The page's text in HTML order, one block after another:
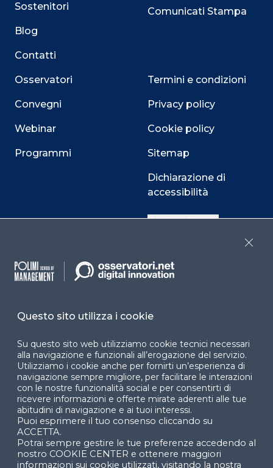
Sostenitori
Blog
Contatti
Osservatori
Convegni
Webinar
Programmi
Comunicati Stampa
Termini e condizioni
Privacy policy
Cookie policy
Sitemap
Dichiarazione di
accessibilità
Cookie Center
Facebook LinkedIn
© 2024 Copyright © Politecnico di Milano Dipartimento
di Ingegneria Gestionale
Questo sito utilizza i cookie
Su questo sito web utilizziamo cookie tecnici necessari
alla navigazione e funzionali all’erogazione del servizio.
Utilizziamo i cookie anche per fornirti un’esperienza di
navigazione sempre migliore, per facilitare le interazioni
con le nostre funzionalità social e per consentirti di
ricevere informazioni e offerte mirate aderenti alle tue
abitudini di navigazione e ai tuoi interessi.
Puoi esprimere il tuo consenso cliccando su
ACCETTA.
Potrai sempre gestire le tue preferenze accedendo al
nostro COOKIE CENTER e ottenere maggiori
informazioni sui cookie utilizzati, visitando la nostra